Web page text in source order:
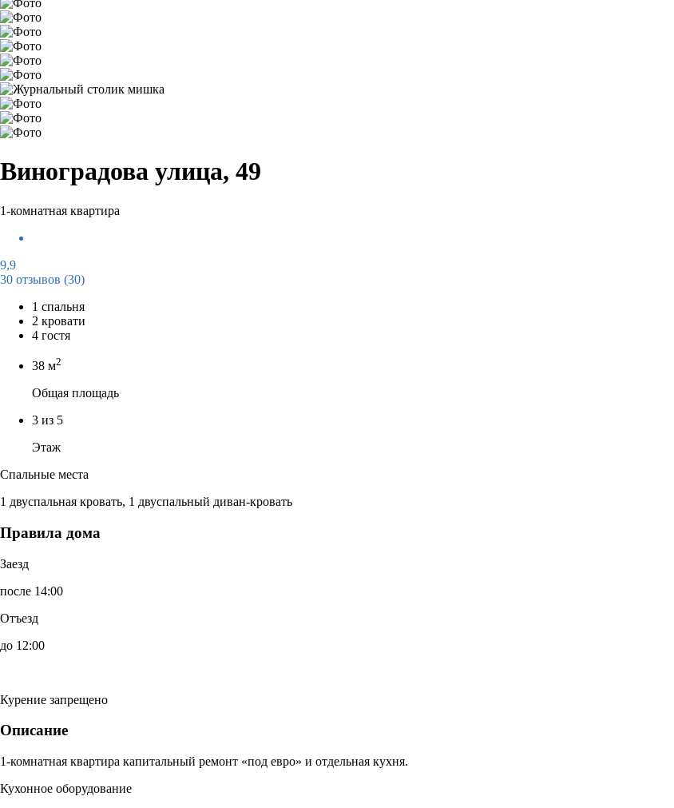
Виноградова улица, 49
1-комнатная квартира
9,9
30 отзывов (30)
1 спальня
2 кровати
4 гостя
38 м2
Общая площадь
3 из 5
Этаж
Спальные места
1 двуспальная кровать, 1 двуспальный диван-кровать
Правила дома
Заезд
после 14:00
Отъезд
до 12:00
Курение запрещено
Описание
1-комнатная квартира капитальный ремонт «под евро» и отдельная кухня.
Кухонное оборудование